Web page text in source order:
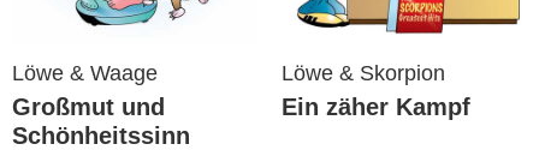
Löwe & Waage
Großmut und
Schönheitssinn
Löwe & Skorpion
Ein zäher Kampf